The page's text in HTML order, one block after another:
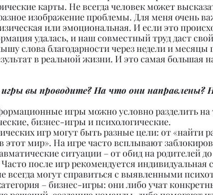
карты. Не всегда человек может
изображение проблемы. Для меня очень
или эмоциональная. И если это
удалась, и наш совместный труд даст
слова благодарности через недели и месяцы
в реальной жизни. И это самая большая
вы проводите? На что они направлены?
игры можно условно разделить на
бизнес-игры и психологические.
игр могут быть разные цели: от «найти
этот мир». На игре часто всплывают
ситуации – от обид на родителей
после игр рекомендуется индивидуальная
всегда могут справиться с выявленными
– бизнес-игры: они либо учат